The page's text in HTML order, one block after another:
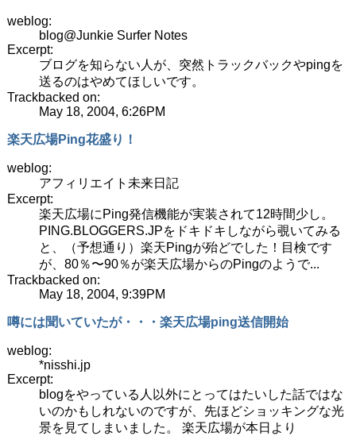
weblog:
blog@Junkie Surfer Notes
Excerpt:
ブログを知らない人が、突然トラックバックやpingを
送るのはやめてほしいです。
Trackbacked on:
May 18, 2004, 6:26PM
楽天広場Ping花盛り！
weblog:
アフィリエイト未来日記
Excerpt:
楽天広場にPing発信機能が実装されて12時間少し。
PING.BLOGGERS.JPをドキドキしながら覗いてみる
と、（予想通り）楽天Pingが殆どでした！目検です
が、80％〜90％が楽天広場からのPingのようで...
Trackbacked on:
May 18, 2004, 9:39PM
噂には聞いていたが・・・楽天広場ping送信開始
weblog:
*nisshi.jp
Excerpt:
blogをやっている人以外にとってはたいした話ではな
いのかもしれないのですが、先ほどショッキングな光
景を見てしまいました。 楽天広場が本日より